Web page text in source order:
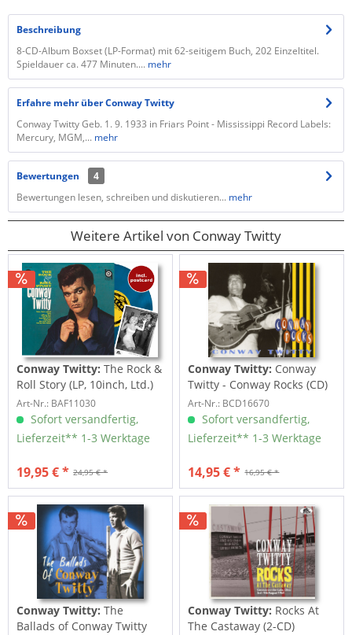
Beschreibung
8-CD-Album Boxset (LP-Format) mit 62-seitigem Buch, 202 Einzeltitel.
Spieldauer ca. 477 Minuten.... mehr
Erfahre mehr über Conway Twitty
Conway Twitty Geb. 1. 9. 1933 in Friars Point - Mississippi Record Labels:
Mercury, MGM,... mehr
Bewertungen
4
Bewertungen lesen, schreiben und diskutieren... mehr
Weitere Artikel von Conway Twitty
Conway Twitty:The Rock &
Roll Story (LP, 10inch, Ltd.)
Art-Nr.: BAF11030
Sofort versandfertig,
Lieferzeit** 1-3 Werktage
24,95 € *
19,95 € *
Conway Twitty: Conway
Twitty - Conway Rocks (CD)
Art-Nr.: BCD16670
Sofort versandfertig,
Lieferzeit** 1-3 Werktage
16,95 € *
14,95 € *
Conway Twitty:The
Ballads of Conway Twitty
Conway Twitty: Rocks At
The Castaway (2-CD)